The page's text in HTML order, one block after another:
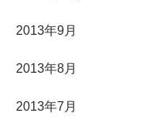
2013年9月
2013年8月
2013年7月